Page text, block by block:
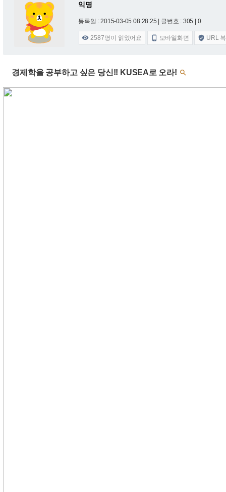
익명
등록일 : 2015-03-05 08:28:25 | 글번호 : 305 | 0
 2587명이 읽었어요  모바일화면  URL
경제학을 공부하고 싶은 당신!! KUSEA로 오라! 